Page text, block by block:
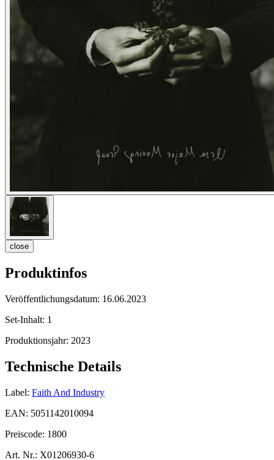
close
Produktinfos
Veröffentlichungsdatum: 16.06.2023
Set-Inhalt: 1
Produktionsjahr: 2023
Technische Details
Label: Faith And Industry
EAN: 5051142010094
Preiscode: 1800
Art. Nr.: X01206930-6